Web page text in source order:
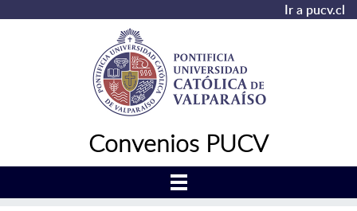
Ir a pucv.cl
Convenios PUCV